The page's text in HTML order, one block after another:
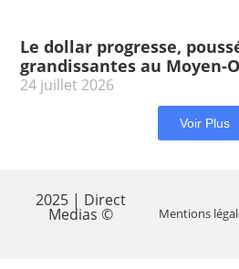
Le dollar progresse,
grandissantes au Moyen-
24 juillet 2026
Voir Plus
2025 | Direct
Medias © Mentions